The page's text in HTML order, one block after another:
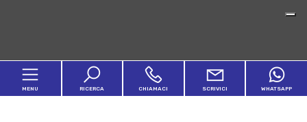
MENU RICERCA CHIAMACI SCRIVICI WHATSAPP